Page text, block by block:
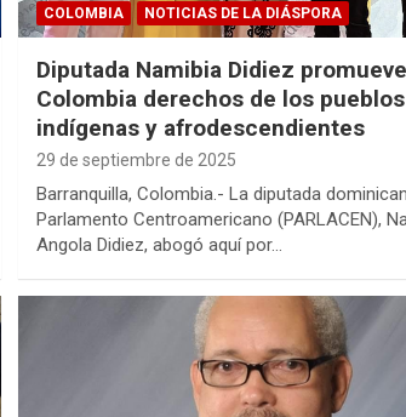
COLOMBIA NOTICIAS DE LA DIÁSPORA
Diputada Namibia Didiez
Colombia derechos de los pueblos
indígenas y afrodescendientes
29 de septiembre de 2025
Barranquilla, Colombia.- La diputada
Parlamento Centroamericano (PARLACEN),
Angola Didiez, abogó aquí por…